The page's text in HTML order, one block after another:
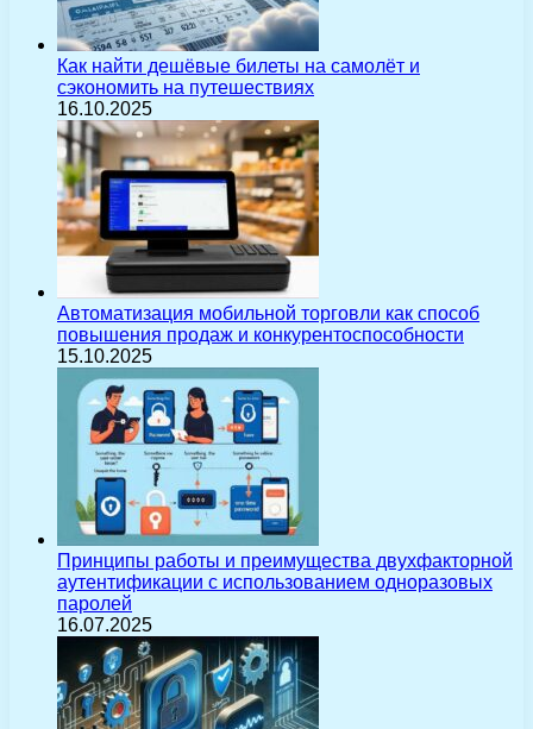
Как найти дешёвые билеты на самолёт и
сэкономить на путешествиях
16.10.2025
Автоматизация мобильной торговли как способ
повышения продаж и конкурентоспособности
15.10.2025
Принципы работы и преимущества двухфакторной
аутентификации с использованием одноразовых
паролей
16.07.2025